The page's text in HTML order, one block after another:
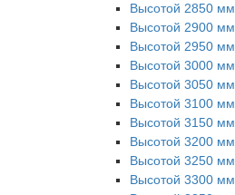
Высотой 2850 мм
Высотой 2900 мм
Высотой 2950 мм
Высотой 3000 мм
Высотой 3050 мм
Высотой 3100 мм
Высотой 3150 мм
Высотой 3200 мм
Высотой 3250 мм
Высотой 3300 мм